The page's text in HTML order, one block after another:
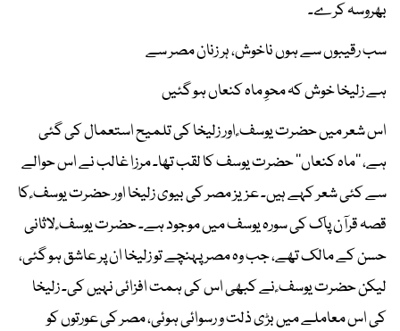
بھروسہ کرے۔
سب رقیبوں سے ہوں ناخوش، ہر زنان مصر سے
ہے زلیخا خوش کہ محوِ ماہ کنعاں ہو گئیں
اس شعر میں حضرت یوسف ؑ اور زلیخا کی تلمیح استعمال کی گئی
ہے، ’’ماہ کنعاں‘‘ حضرت یوسف کا لقب تھا۔ مرزا غالب نے اس حوالے
سے کئی شعر کہے ہیں۔ عزیز مصر کی بیوی زلیخا اور حضرت یوسف ؑ کا
قصہ قرآن پاک کی سورہ یوسف میں موجود ہے۔ حضرت یوسف ؑ لاثانی
حسن کے مالک تھے، جب وہ مصر پہنچے تو زلیخا ان پر عاشق ہو گئی،
لیکن حضرت یوسف ؑ نے کبھی اس کی ہمت افزائی نہیں کی۔ زلیخا
کی اس معاملے میں بڑی ذلت و رسوائی ہوئی، مصر کی عورتوں کو